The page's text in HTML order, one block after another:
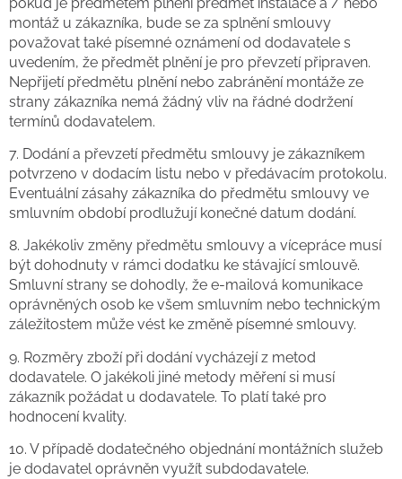
montáž u zákazníka, bude se za splnění smlouvy
považovat také písemné oznámení od dodavatele s
uvedením, že předmět plnění je pro převzetí připraven.
Nepřijetí předmětu plnění nebo zabránění montáže ze
strany zákazníka nemá žádný vliv na řádné dodržení
termínů dodavatelem.
7. Dodání a převzetí předmětu smlouvy je zákazníkem
potvrzeno v dodacím listu nebo v předávacím protokolu.
Eventuální zásahy zákazníka do předmětu smlouvy ve
smluvním období prodlužují konečné datum dodání.
8. Jakékoliv změny předmětu smlouvy a vícepráce musí
být dohodnuty v rámci dodatku ke stávající smlouvě.
Smluvní strany se dohodly, že e-mailová komunikace
oprávněných osob ke všem smluvním nebo technickým
záležitostem může vést ke změně písemné smlouvy.
9. Rozměry zboží při dodání vycházejí z metod
dodavatele. O jakékoli jiné metody měření si musí
zákazník požádat u dodavatele. To platí také pro
hodnocení kvality.
10. V případě dodatečného objednání montážních služeb
je dodavatel oprávněn využít subdodavatele.